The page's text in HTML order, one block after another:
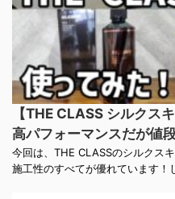
【THE CLASS シルクス
高パフォーマンスだが値
今回は、THE CLASSのシルクス
施工性のすべてが優れています！